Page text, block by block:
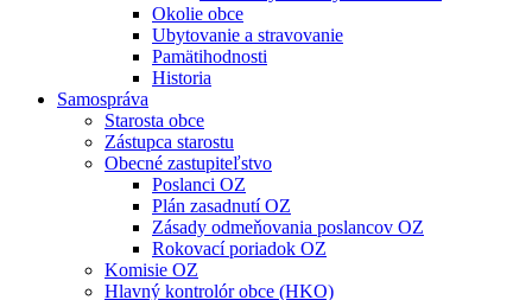
Okolie obce
Ubytovanie a stravovanie
Pamätihodnosti
Historia
Samospráva
Starosta obce
Zástupca starostu
Obecné zastupiteľstvo
Poslanci OZ
Plán zasadnutí OZ
Zásady odmeňovania poslancov OZ
Rokovací poriadok OZ
Komisie OZ
Hlavný kontrolór obce (HKO)